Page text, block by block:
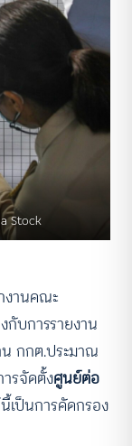
Stock
งานคณะ
กับการรายงาน
น กกต.ประมาณ
รจัดตั้งศูนย์ต่อ
เป็นการคัดกรอง